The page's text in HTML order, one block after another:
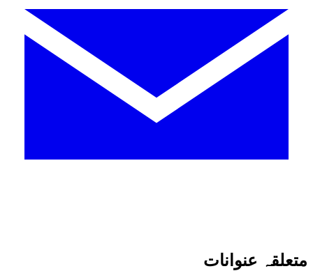
متعلقہ عنوانات